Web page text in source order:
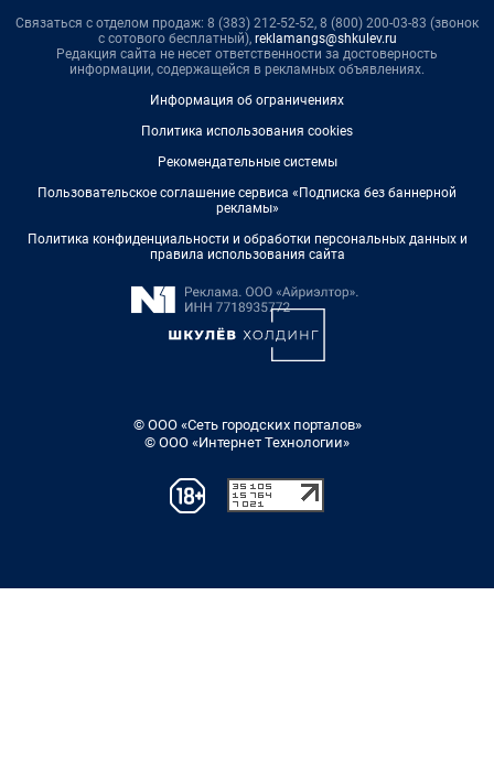
Связаться с отделом продаж: 8 (383) 212-52-52, 8 (800) 200-03-83 (звонок
с сотового бесплатный), reklamangs@shkulev.ru
Редакция сайта не несет ответственности за достоверность
информации, содержащейся в рекламных объявлениях.
Информация об ограничениях
Политика использования cookies
Рекомендательные системы
Пользовательское соглашение сервиса «Подписка без баннерной
рекламы»
Политика конфиденциальности и обработки персональных данных и
правила использования сайта
© ООО «Сеть городских порталов»
© ООО «Интернет Технологии»